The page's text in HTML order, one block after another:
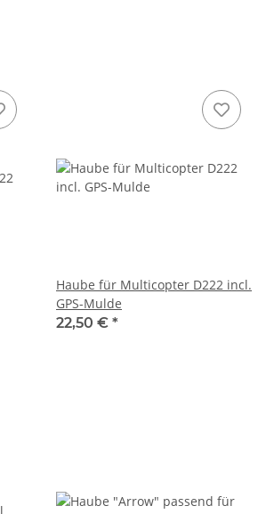
Haube für Multicopter D222 incl.
GPS-Mulde
22,50 € *